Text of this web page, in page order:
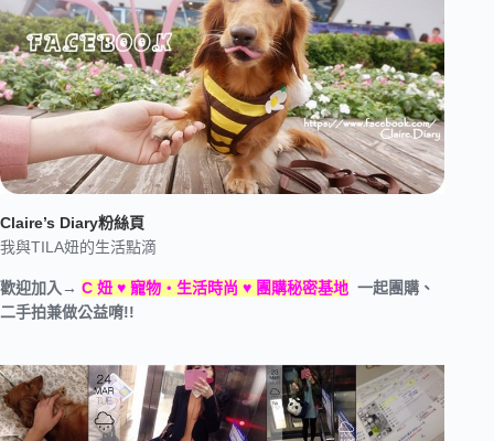
Claire’s Diary粉絲頁
我與TILA妞的生活點滴
歡迎加入→ C 妞 ♥ 寵物‧生活時尚 ♥ 團購秘密基地 一起團購、
二手拍兼做公益唷!!